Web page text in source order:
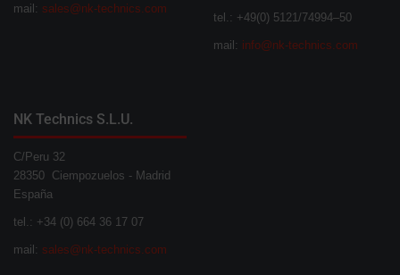
mail: sales@nk-technics.com
tel.: +49(0) 5121/74994–50
mail: info@nk-technics.com
NK Technics S.L.U.
C/Peru 32
28350 Ciempozuelos - Madrid
España
tel.: +34 (0) 664 36 17 07
mail: sales@nk-technics.com